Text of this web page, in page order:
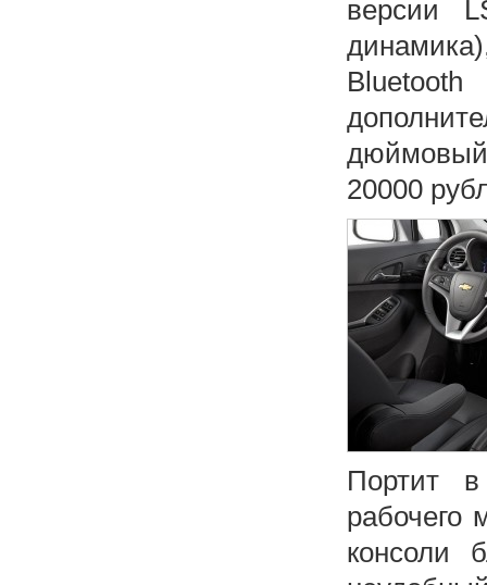
версии
дюймовый
20000
Портит в
рабочего
консоли